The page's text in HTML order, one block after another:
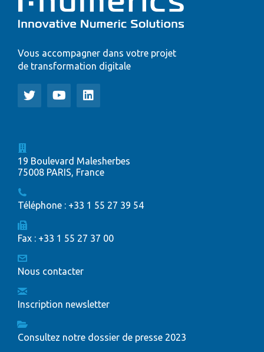
Vous accompagner dans votre projet
de transformation digitale
19 Boulevard Malesherbes
75008 PARIS, France
Téléphone : +33 1 55 27 39 54
Fax : +33 1 55 27 37 00
Nous contacter
Inscription newsletter
Consultez notre dossier de presse 2023